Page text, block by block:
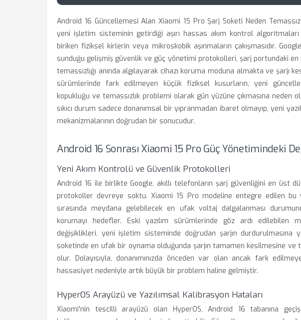
Android 16 Güncellemesi Alan Xiaomi 15 Pro Şarj Soketi Neden
yeni işletim sisteminin getirdiği aşırı hassas akım kontrol
biriken fiziksel kirlerin veya mikroskobik aşınmaların çakışmasıdır.
sunduğu gelişmiş güvenlik ve güç yönetimi protokolleri, şarj portundaki en
temassızlığı anında algılayarak cihazı koruma moduna almakta ve şarjı
sürümlerinde fark edilmeyen küçük fiziksel kusurların, yeni
kopukluğu ve temassızlık problemi olarak gün yüzüne çıkmasına neden
sıkıcı durum sadece donanımsal bir yıpranmadan ibaret olmayıp, yeni
mekanizmalarının doğrudan bir sonucudur.
Android 16 Sonrası Xiaomi 15 Pro Güç Yönetimindeki
Yeni Akım Kontrolü ve Güvenlik Protokolleri
Android 16 ile birlikte Google, akıllı telefonların şarj güvenliğini en üst
protokoller devreye soktu. Xiaomi 15 Pro modeline entegre edilen bu
sırasında meydana gelebilecek en ufak voltaj dalgalanması
korumayı hedefler. Eski yazılım sürümlerinde göz ardı edilebilen
değişiklikleri, yeni işletim sisteminde doğrudan şarjın durdurulmasına
soketinde en ufak bir oynama olduğunda şarjın tamamen kesilmesine ve
olur. Dolayısıyla, donanımınızda önceden var olan ancak fark
hassasiyet nedeniyle artık büyük bir problem haline gelmiştir.
HyperOS Arayüzü ve Yazılımsal Kalibrasyon Hataları
Xiaomi'nin tescilli arayüzü olan HyperOS, Android 16 tabanına